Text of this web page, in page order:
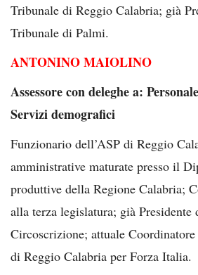
Tribunale di Reggio Calabria; già
Tribunale di Palmi.
ANTONINO MAIOLINO
Assessore con deleghe a:
Servizi demografici
Funzionario dell’ASP di Reggio
amministrative maturate presso il
produttive della Regione Calabria;
alla terza legislatura; già
Circoscrizione; attuale
di Reggio Calabria per Forza Italia.